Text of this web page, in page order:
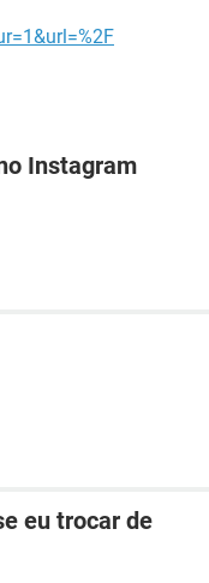
Instagram
eu trocar de